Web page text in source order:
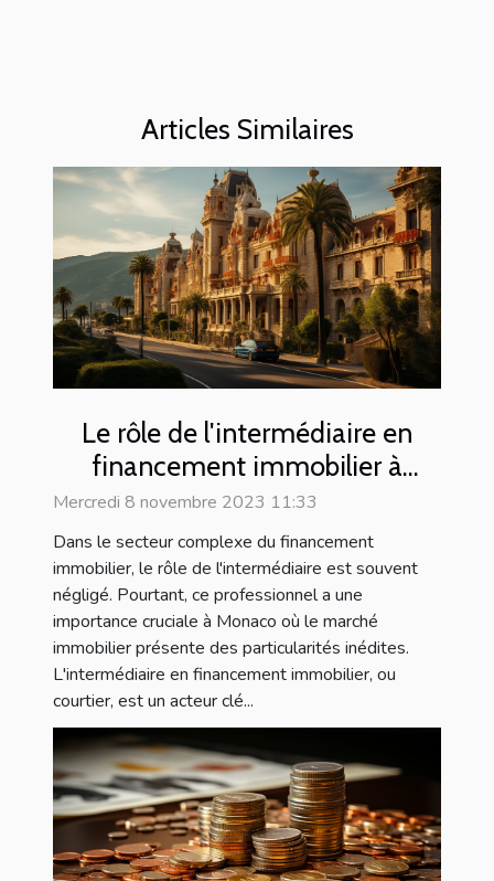
Articles Similaires
Le rôle de l'intermédiaire en
financement immobilier à
Monaco
Mercredi 8 novembre 2023 11:33
Dans le secteur complexe du financement
immobilier, le rôle de l'intermédiaire est souvent
négligé. Pourtant, ce professionnel a une
importance cruciale à Monaco où le marché
immobilier présente des particularités inédites.
L'intermédiaire en financement immobilier, ou
courtier, est un acteur clé...